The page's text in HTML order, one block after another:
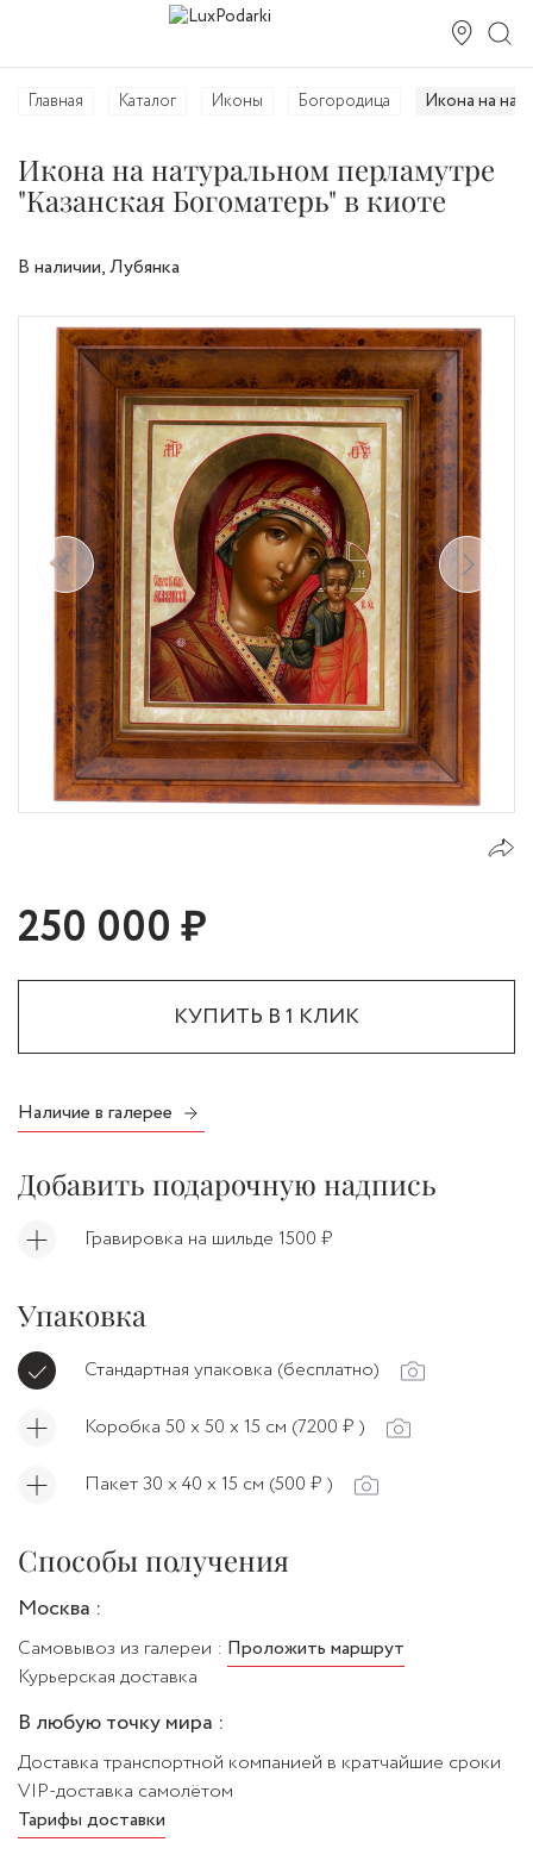
Главная Каталог Иконы Богородица Икона на
Икона на натуральном перламутре
"Казанская Богоматерь" в киоте
В наличии, Лубянка
250 000 ₽
КУПИТЬ В 1 КЛИК
Наличие в галерее
Добавить подарочную надпись
Гравировка на шильде 1500 ₽
Упаковка
Стандартная упаковка (бесплатно)
Коробка 50 х 50 х 15 см (7200 ₽ )
Пакет 30 х 40 х 15 см (500 ₽ )
Способы получения
Москва :
Самовывоз из галереи : Проложить маршрут
Курьерская доставка
В любую точку мира :
Доставка транспортной компанией в кратчайшие сроки
VIP-доставка самолётом
Тарифы доставки